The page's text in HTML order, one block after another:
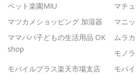
ペット楽園MIU
マチ
マツカメショッピング 加湿器
マニ
ママパパ子どもの生活用品 OK
shop
ムラ
モノ
モバイルプラス楽天市場支店
モバ